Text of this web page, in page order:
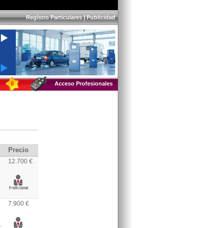
Regístro Particulares|Publicidad
0 Acceso Profesionales
Precio
12.700 €
7.900 €